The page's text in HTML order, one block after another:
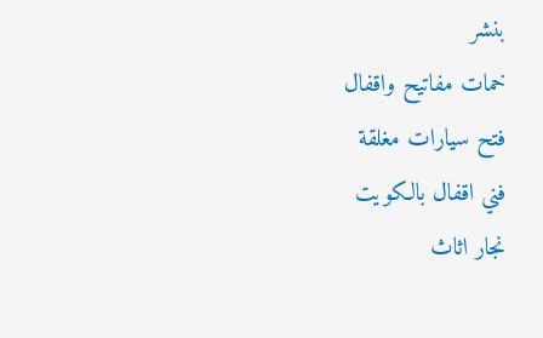
بنشر
خمات مفاتيح واقفال
فتح سيارات مغلقة
فني اقفال بالكويت
نجار اثاث